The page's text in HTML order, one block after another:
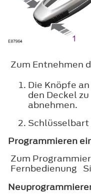
Zum Entnehmen
Die Knöpfe
den Deckel
abnehmen.
Programmieren
Zum
Fernbedienung